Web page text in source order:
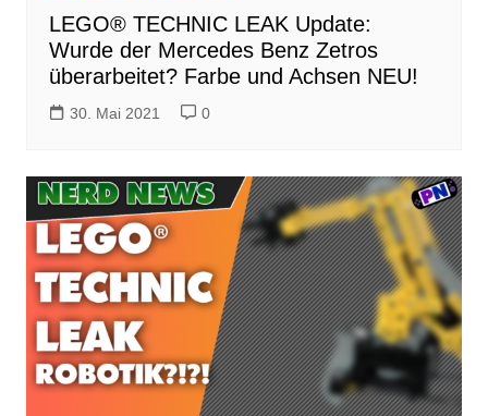
LEGO® TECHNIC LEAK Update:
Wurde der Mercedes Benz Zetros
überarbeitet? Farbe und Achsen NEU!
30. Mai 2021 0